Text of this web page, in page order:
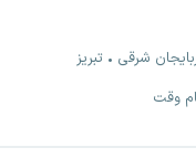
شرقی
تبریز
وقت